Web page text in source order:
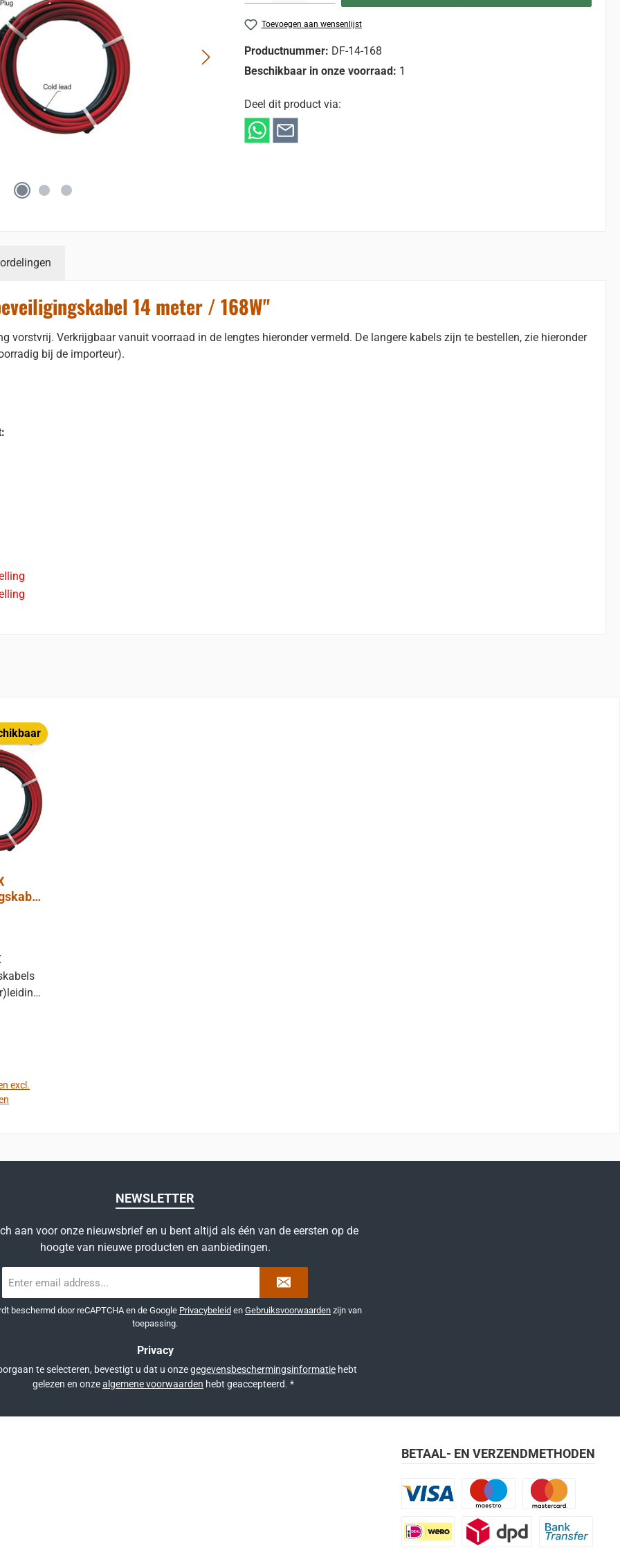
Toevoegen aan wensenlijst
Productnummer: DF-14-168
Beschikbaar in onze voorraad: 1
Deel dit product via:
14 meter / 168W"
vorstvrij. Verkrijgbaar vanuit voorraad in de lengtes hieronder vermeld. De langere kabels zijn te bestellen, zie hieronder
bij de importeur).
een
excl.
NEWSLETTER
aan voor onze nieuwsbrief en u bent altijd als één van de eersten op de
hoogte van nieuwe producten en aanbiedingen.
mailadres
beschermd door reCAPTCHA en de Google Privacybeleid en Gebruiksvoorwaarden zijn van
toepassing.
Privacy
te selecteren, bevestigt u dat u onzegegevensbeschermingsinformatie hebt
gelezen en onzealgemene voorwaarden hebt geaccepteerd. *
BETAAL- EN VERZENDMETHODEN
Maestro